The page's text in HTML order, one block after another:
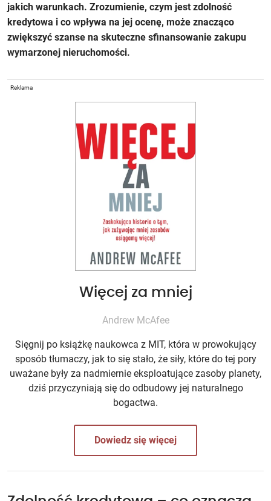
jakich warunkach. Zrozumienie, czym jest zdolność
kredytowa i co wpływa na jej ocenę, może znacząco
zwiększyć szanse na skuteczne sfinansowanie zakupu
wymarzonej nieruchomości.
Reklama
Więcej za mniej
Andrew McAfee
Sięgnij po książkę naukowca z MIT, która w prowokujący
sposób tłumaczy, jak to się stało, że siły, które do tej pory
uważane były za nadmiernie eksploatujące zasoby planety,
dziś przyczyniają się do odbudowy jej naturalnego
bogactwa.
Dowiedz się więcej